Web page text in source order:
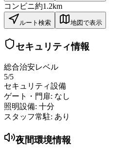
コンビニ約1.2km
ルート検索 地図で表示
セキュリティ情報
総合治安レベル
5/5
セキュリティ設備
ゲート・門扉: なし
照明設備: 十分
スタッフ常駐: あり
夜間環境情報